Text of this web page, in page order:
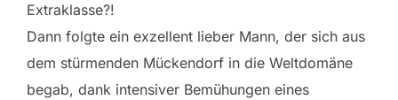
Extraklasse?!
Dann folgte ein exzellent lieber Mann, der sich aus
dem stürmenden Mückendorf in die Weltdomäne
begab, dank intensiver Bemühungen eines